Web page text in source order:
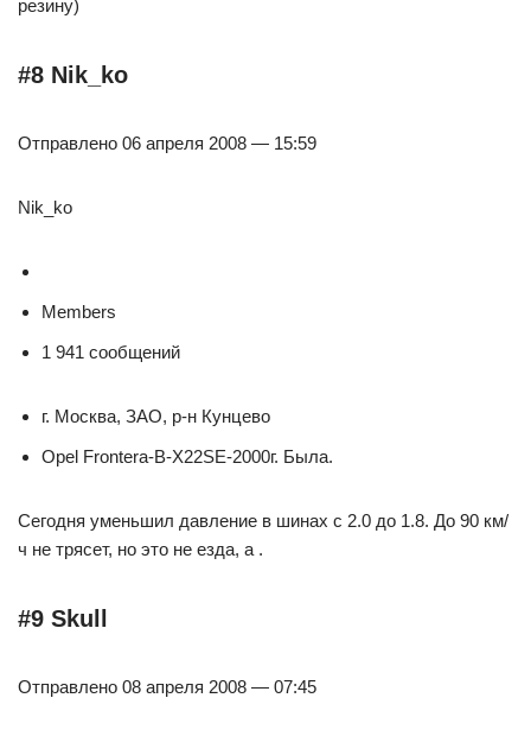
резину)
#8 Nik_ko
Отправлено 06 апреля 2008 — 15:59
Nik_ko
Members
1 941 сообщений
г. Москва, ЗАО, р-н Кунцево
Opel Frontera-B-X22SE-2000г. Была.
Сегодня уменьшил давление в шинах с 2.0 до 1.8. До 90 км/
ч не трясет, но это не езда, а .
#9 Skull
Отправлено 08 апреля 2008 — 07:45